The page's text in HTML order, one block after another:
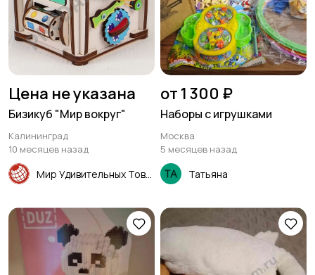
Цена не указана
Бизикуб "Мир вокруг"
Калининград
10 месяцев назад
от 1 300 ₽
Наборы с игрушками
Москва
5 месяцев назад
Татьяна